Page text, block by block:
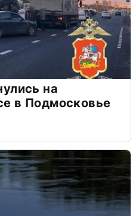
на
в Подмосковье